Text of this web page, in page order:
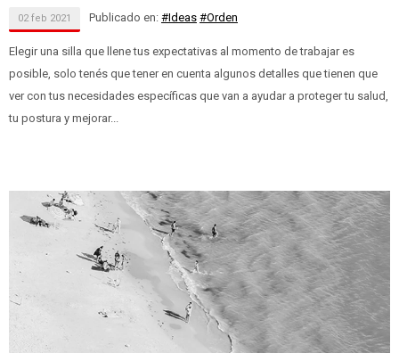
02 feb 2021 Publicado en: #Ideas #Orden
Elegir una silla que llene tus expectativas al momento de trabajar es
posible, solo tenés que tener en cuenta algunos detalles que tienen que
ver con tus necesidades específicas que van a ayudar a proteger tu salud,
tu postura y mejorar...